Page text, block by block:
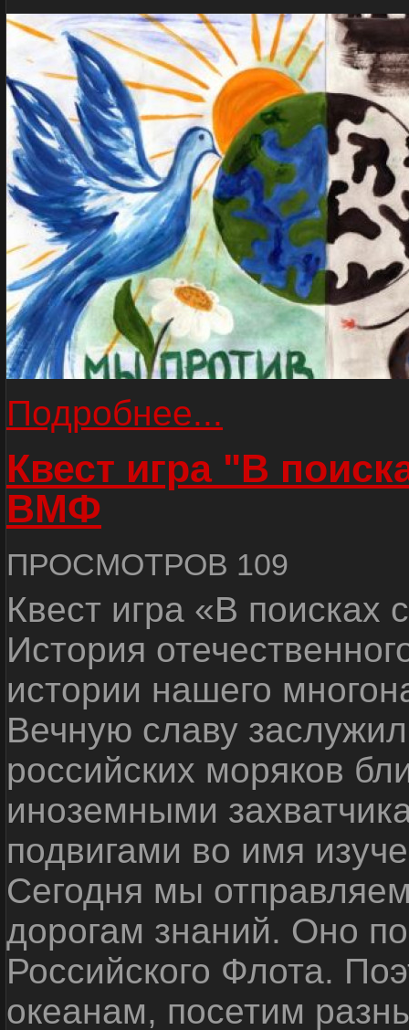
Подробнее...
Квест игра "В
ВМФ
ПРОСМОТРОВ 109
Квест игра «В
История
истории нашего
Вечную славу
российских моряков
иноземными
подвигами во имя
Сегодня мы
дорогам знаний. Оно
Российского Флота.
океанам, посетим